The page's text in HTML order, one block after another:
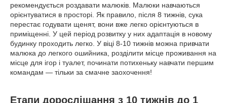
рекомендується роздавати малюків. Малюки навчаються
орієнтуватися в просторі. Як правило, після 8 тижнів, сука
перестає годувати щенят, вони вже легко орієнтуються в
приміщенні. У цей період розвитку у них адаптація в новому
будинку проходить легко. У віці 8-10 тижнів можна привчати
малюка до легкого ошийника, розділити місце проживання на
місце для ігор і туалет, починати потихеньку навчати першим
командам ― тільки за смачне заохочення!
Етапи дорослішання з 10 тижнів до 1